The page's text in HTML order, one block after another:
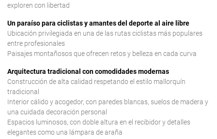
exploren con libertad
Un paraíso para ciclistas y amantes del deporte al aire libre
Ubicación privilegiada en una de las rutas ciclistas más populares
entre profesionales
Paisajes montañosos que ofrecen retos y belleza en cada curva
Arquitectura tradicional con comodidades modernas
Construcción de alta calidad respetando el estilo mallorquín
tradicional
Interior cálido y acogedor, con paredes blancas, suelos de madera y
una cuidada decoración personal
Espacios luminosos, con doble altura en el recibidor y detalles
elegantes como una lámpara de araña